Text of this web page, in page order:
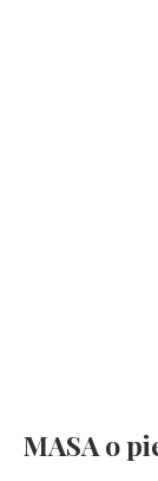
MASA o